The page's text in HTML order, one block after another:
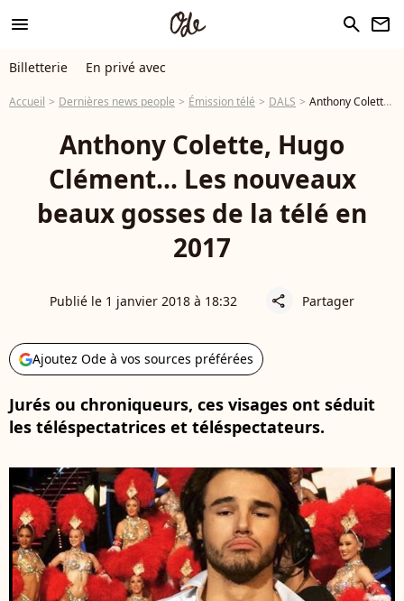
menu search newsletter
Billetterie En privé avec
Accueil Dernières news people Émission télé DALS Anthony Colette, Hugo Clément... Les nouveaux beaux gosses de la télé en 2017
Anthony Colette, Hugo
Clément... Les nouveaux
beaux gosses de la télé en
2017
Publié le 1 janvier 2018 à 18:32 share Partager
Ajoutez Ode à vos sources préférées
Jurés ou chroniqueurs, ces visages ont séduit
les téléspectatrices et téléspectateurs.